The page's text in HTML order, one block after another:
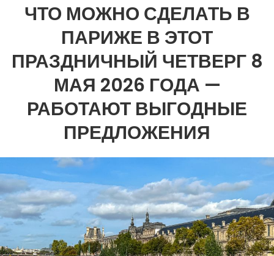
ЧТО МОЖНО СДЕЛАТЬ В
ПАРИЖЕ В ЭТОТ
ПРАЗДНИЧНЫЙ ЧЕТВЕРГ 8
МАЯ 2026 ГОДА —
РАБОТАЮТ ВЫГОДНЫЕ
ПРЕДЛОЖЕНИЯ